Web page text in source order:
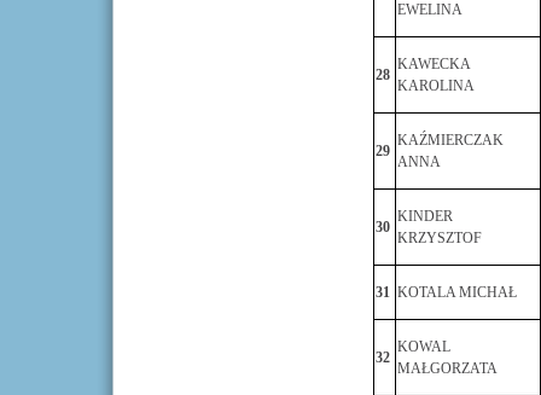
EWELINA
28
KAWECKA
KAROLINA
29
KAŹMIERCZAK
ANNA
30
KINDER
KRZYSZTOF
31 KOTALA MICHAŁ
32
KOWAL
MAŁGORZATA